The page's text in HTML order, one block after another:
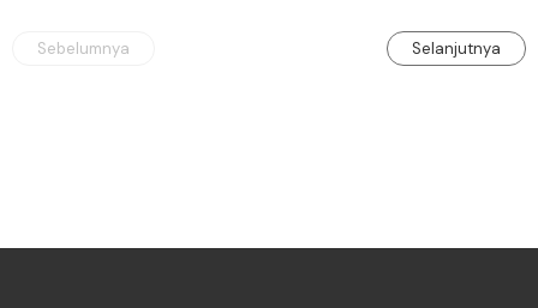
Sebelumnya Selanjutnya